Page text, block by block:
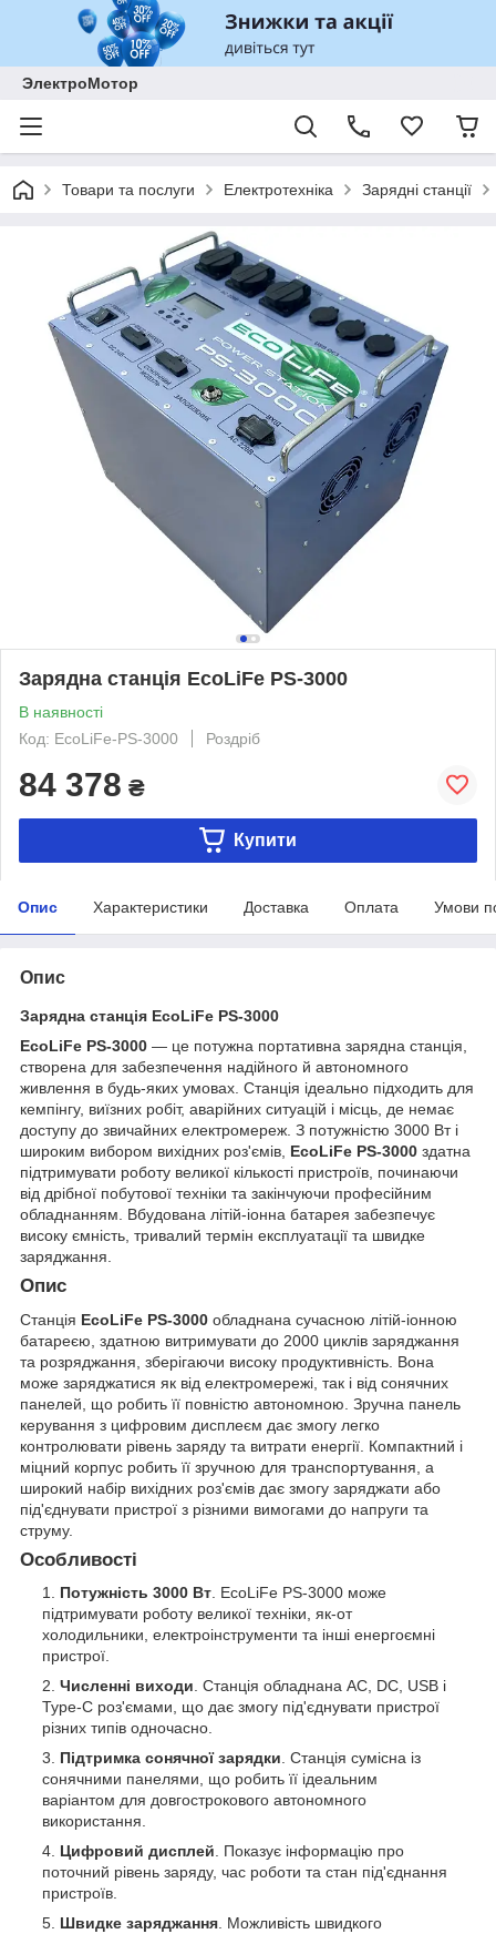
ЭлектроМотор
Товари та послуги Електротехніка Зарядні станції
Зарядна станція EcoLiFe PS-3000
В наявності
Код: EcoLiFe-PS-3000
Роздріб
84 378 ₴
Купити
Опис Характеристики Доставка Оплата Умови
Опис
Зарядна станція EcoLiFe PS-3000
EcoLiFe PS-3000 — це потужна портативна зарядна станція,
створена для забезпечення надійного й автономного
живлення в будь-яких умовах. Станція ідеально підходить для
кемпінгу, виїзних робіт, аварійних ситуацій і місць, де немає
доступу до звичайних електромереж. З потужністю 3000 Вт і
широким вибором вихідних роз'ємів, EcoLiFe PS-3000 здатна
підтримувати роботу великої кількості пристроїв, починаючи
від дрібної побутової техніки та закінчуючи професійним
обладнанням. Вбудована літій-іонна батарея забезпечує
високу ємність, тривалий термін експлуатації та швидке
заряджання.
Опис
Станція EcoLiFe PS-3000 обладнана сучасною літій-іонною
батареєю, здатною витримувати до 2000 циклів заряджання
та розряджання, зберігаючи високу продуктивність. Вона
може заряджатися як від електромережі, так і від сонячних
панелей, що робить її повністю автономною. Зручна панель
керування з цифровим дисплеєм дає змогу легко
контролювати рівень заряду та витрати енергії. Компактний і
міцний корпус робить її зручною для транспортування, а
широкий набір вихідних роз'ємів дає змогу заряджати або
під'єднувати пристрої з різними вимогами до напруги та
струму.
Особливості
Потужність 3000 Вт. EcoLiFe PS-3000 може
підтримувати роботу великої техніки, як-от
холодильники, електроінструменти та інші енергоємні
пристрої.
Численні виходи. Станція обладнана AC, DC, USB і
Type-C роз'ємами, що дає змогу під'єднувати пристрої
різних типів одночасно.
Підтримка сонячної зарядки. Станція сумісна із
сонячними панелями, що робить її ідеальним
варіантом для довгострокового автономного
використання.
Цифровий дисплей. Показує інформацію про
поточний рівень заряду, час роботи та стан під'єднання
пристроїв.
Швидке заряджання. Можливість швидкого